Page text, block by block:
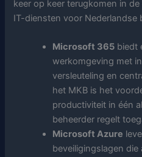
keer op keer terugkomen in
IT-diensten voor Nederlandse
Microsoft 365 biedt
werkomgeving met
versleuteling en
het MKB is het
productiviteit in één
beheerder regelt
Microsoft Azure
beveiligingslagen